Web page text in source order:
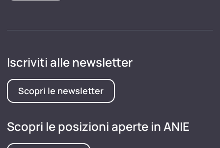
Iscriviti alle newsletter
Scopri le newsletter
Scopri le posizioni aperte in ANIE